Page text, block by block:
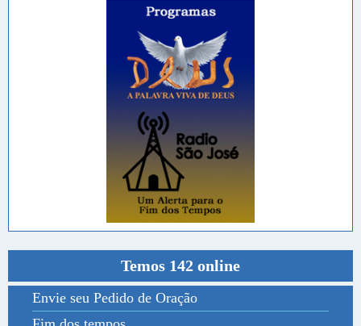
Temos 142 online
Envie seu Pedido de Oração